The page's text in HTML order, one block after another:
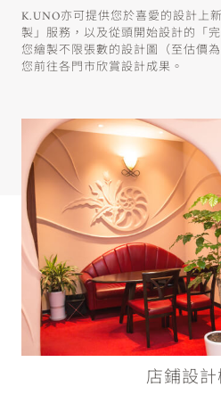
K.UNO亦可提供您於喜愛的設計上
製」服務，以及從頭開始設計的「
您繪製不限張數的設計圖（至估價
您前往各門市欣賞設計成果。
店鋪設